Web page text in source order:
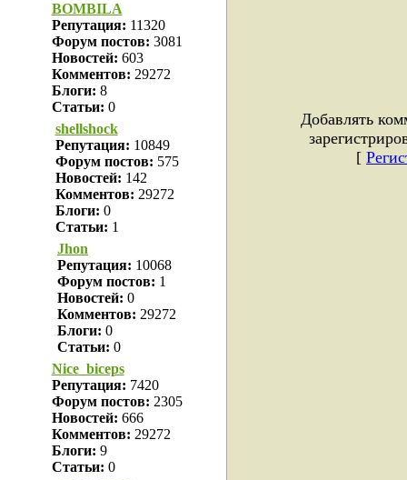
BOMBILA
Репутация: 11320
Форум постов: 3081
Новостей: 603
Комментов: 29272
Блоги: 8
Статьи: 0
shellshock
Репутация: 10849
Форум постов: 575
Новостей: 142
Комментов: 29272
Блоги: 0
Статьи: 1
Jhon
Репутация: 10068
Форум постов: 1
Новостей: 0
Комментов: 29272
Блоги: 0
Статьи: 0
Nice_biceps
Репутация: 7420
Форум постов: 2305
Новостей: 666
Комментов: 29272
Блоги: 9
Статьи: 0
Добавлять
[